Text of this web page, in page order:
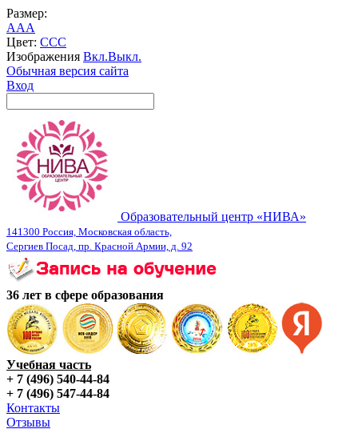
Размер:
AAA
Цвет: CCC
Изображения Вкл.Выкл.
Обычная версия сайта
Вход
Образовательный центр «НИВА»
141300 Россия, Московская область,
Сергиев Посад, пр. Красной Армии, д. 92
36 лет в сфере образования
Учебная часть
+ 7 (496) 540-44-84
+ 7 (496) 547-44-84
Контакты
Отзывы